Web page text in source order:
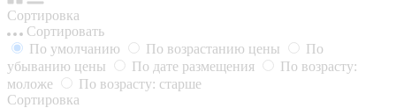
Сортировка
Сортировать
По умолчанию
По возрастанию цены
По
убыванию цены
По дате размещения
По возрасту:
моложе
По возрасту: старше
Сортировка